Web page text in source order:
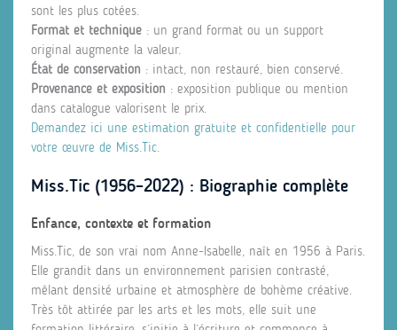
sont les plus cotées.
Format et technique : un grand format ou un support
original augmente la valeur.
État de conservation : intact, non restauré, bien conservé.
Provenance et exposition : exposition publique ou mention
dans catalogue valorisent le prix.
Demandez ici une estimation gratuite et confidentielle pour
votre œuvre de Miss.Tic.
Miss.Tic (1956–2022) : Biographie complète
Enfance, contexte et formation
Miss.Tic, de son vrai nom Anne‑Isabelle, naît en 1956 à Paris.
Elle grandit dans un environnement parisien contrasté,
mêlant densité urbaine et atmosphère de bohème créative.
Très tôt attirée par les arts et les mots, elle suit une